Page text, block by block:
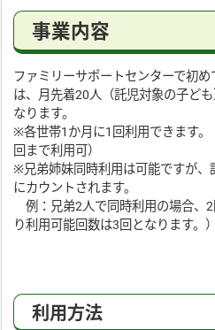
事業内容
ファミリーサポートセンターで初
は、月先着20人（託児対象の子ど
なります。
※各世帯1か月に1回利用できます
回まで利用可）
※兄弟姉妹同時利用は可能ですが、
にカウントされます。
例：兄弟2人で同時利用の場合、
り利用可能回数は3回となります。）
利用方法